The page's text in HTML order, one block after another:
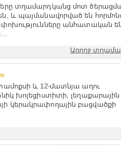
տղամարդկանց մոտ
և պայմանավորված են
անհատական
Առողջ
և 12-մատնյա աղու
խոլեցիստիտի, լեղաքարային
կերակրափողային բացվածքի